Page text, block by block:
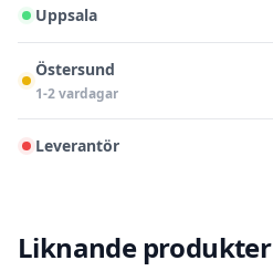
Uppsala
Östersund
1-2 vardagar
Leverantör
Liknande produkter